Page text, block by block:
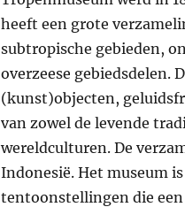
k
p
heeft een grote
subtropische gebieden,
overzeese gebiedsdelen.
(kunst)objecten,
van zowel de levende
wereldculturen. De
Indonesië. Het museum
tentoonstellingen die